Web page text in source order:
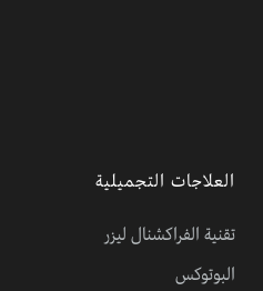
العلاجات التجميلية
تقنية الفراكشنال ليزر
البوتوكس